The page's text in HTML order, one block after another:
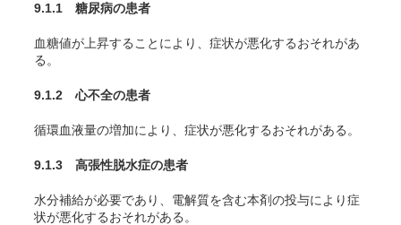
9.1.1 糖尿病の患者
血糖値が上昇することにより、症状が悪化するおそれがあ
る。
9.1.2 心不全の患者
循環血液量の増加により、症状が悪化するおそれがある。
9.1.3 高張性脱水症の患者
水分補給が必要であり、電解質を含む本剤の投与により症
状が悪化するおそれがある。